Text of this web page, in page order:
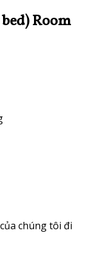
Room
chúng tôi đi